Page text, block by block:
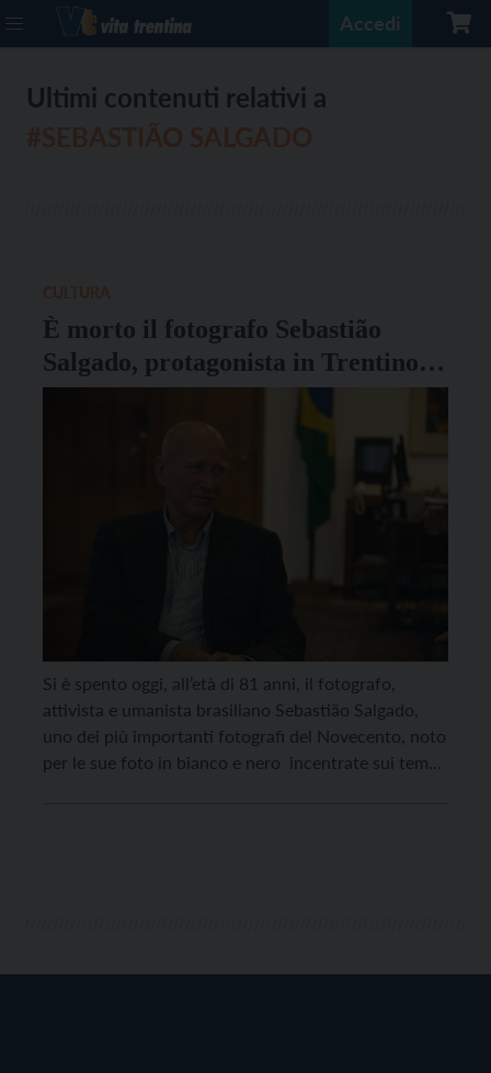
Accedi
Ultimi contenuti relativi a
È morto il fotografo Sebastião
Salgado, protagonista in Trentino
con la mostra Ghiacciai
Si è spento oggi, all’età di 81 anni, il fotografo,
attivista e umanista brasiliano Sebastião Salgado,
uno dei più importanti fotografi del Novecento, noto
per le sue foto in bianco e nero incentrate sui tempi